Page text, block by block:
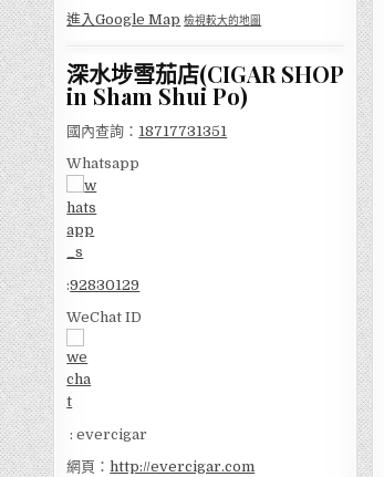
進入Google Map 檢視較大的地圖
深水埗雪茄店(CIGAR SHOP
in Sham Shui Po)
國內查詢： 18717731351
Whatsapp
:92830129
WeChat ID
: evercigar
網頁：http://evercigar.com